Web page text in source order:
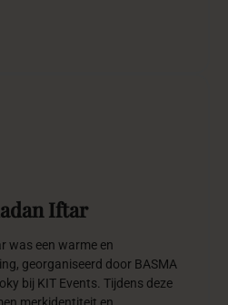
Iftar
was een warme en
georganiseerd door BASMA
bij KIT Events. Tijdens deze